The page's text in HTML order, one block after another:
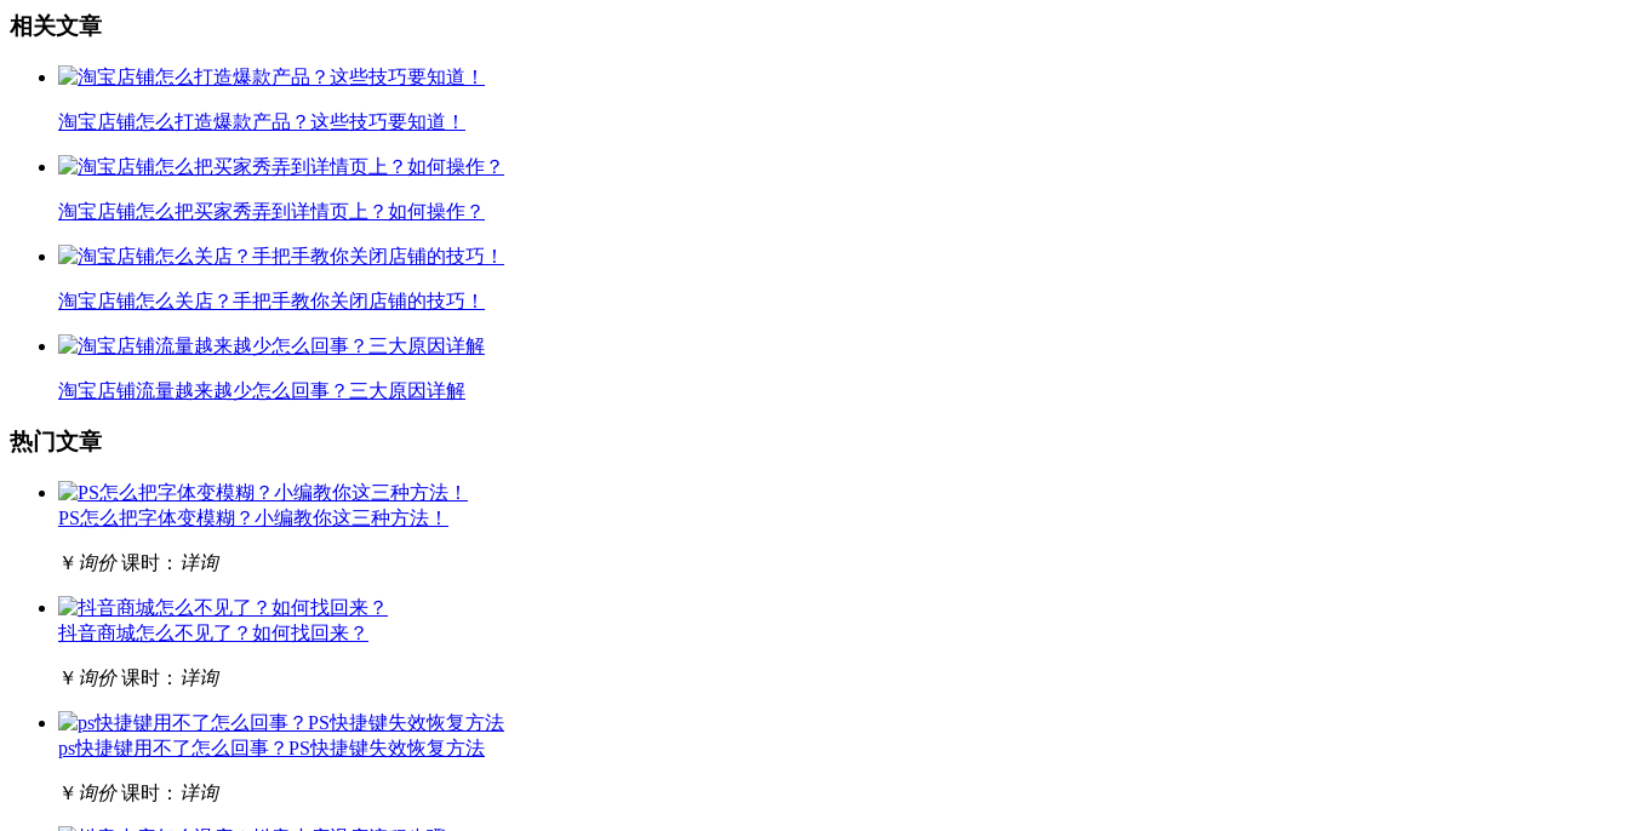
相关文章
淘宝店铺怎么打造爆款产品？这些技巧要知道！
淘宝店铺怎么把买家秀弄到详情页上？如何操作？
淘宝店铺怎么关店？手把手教你关闭店铺的技巧！
淘宝店铺流量越来越少怎么回事？三大原因详解
热门文章
PS怎么把字体变模糊？小编教你这三种方法！
￥ 询价 课时： 详询
抖音商城怎么不见了？如何找回来？
￥ 询价 课时： 详询
ps快捷键用不了怎么回事？PS快捷键失效恢复方法
￥ 询价 课时： 详询